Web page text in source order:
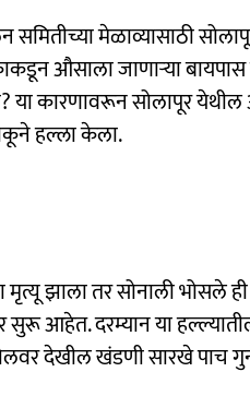
समितीच्या
औसाला जाणाऱ्या
या कारणावरून सोलापूर
हल्ला केला.
झाला तर सोनाली भोसले
आहेत. दरम्यान या
देखील खंडणी सारखे पाच